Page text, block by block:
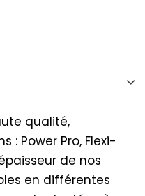
qualité,
: Power Pro, Flexi-
de nos
en différentes